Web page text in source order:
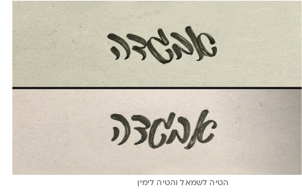
הטיה לשמאל והטיה לימין